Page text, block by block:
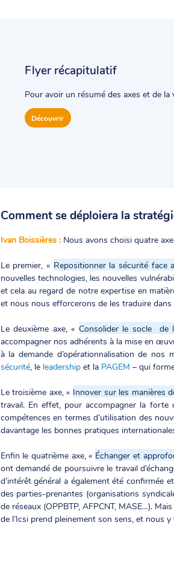
Flyer récapitulatif
Pour avoir un résumé des axes et de
Découvrir
Comment se déploiera la
Ivan Boissières : Nous avons choisi quatre
Le premier, « Repositionner la sécurité face
nouvelles technologies, les nouvelles
et cela au regard de notre expertise en
et nous nous efforcerons de les traduire dans
Le deuxième axe, « Consolider le socle de
accompagner nos adhérents à la mise en
à la demande d’opérationnalisation de
sécurité, le leadershipet la PAGEM – qui
Le troisième axe, « Innover sur les manières
travail. En effet, pour accompagner la forte
compétences en termes d’utilisation des
davantage les bonnes pratiques
Enfin le quatrième axe, « Échanger et
ont demandé de poursuivre le travail
d’intérêt général a également été confirmée
des parties-prenantes (organisations
de réseaux (OPPBTP, AFPCNT, MASE…).
de l’Icsi prend pleinement son sens, et nous y